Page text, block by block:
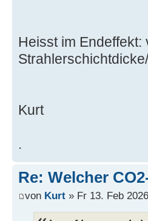
Heisst im Endeffekt:
Kurt
.
Re: Welcher
von Kurt » Fr 13. Feb